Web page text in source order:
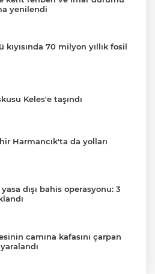
yenilendi
kıyısında 70 milyon yıllık fosil
Keles'e taşındı
Harmancık'ta da yolları
yasa dışı bahis operasyonu: 3
camına kafasını çarpan